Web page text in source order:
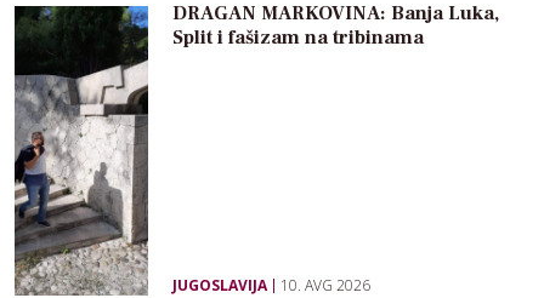
DRAGAN MARKOVINA: Banja Luka,
Split i fašizam na tribinama
JUGOSLAVIJA 10. AVG 2026